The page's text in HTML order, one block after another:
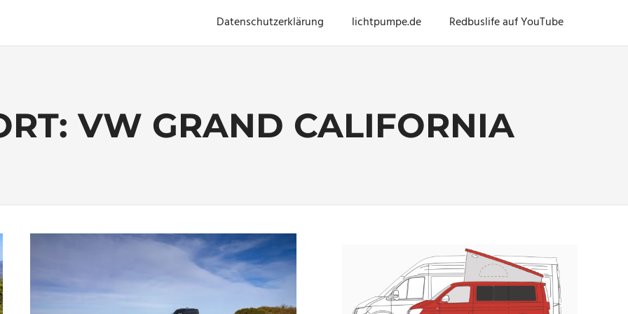
Datenschutzerklärung lichtpumpe.de Redbuslife auf YouTube
VW GRAND CALIFORNIA